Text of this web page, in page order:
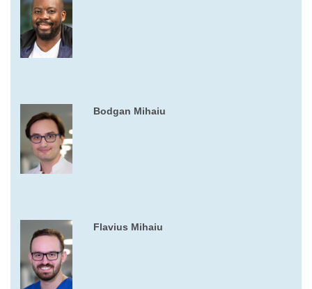
Bodgan Mihaiu
Flavius Mihaiu